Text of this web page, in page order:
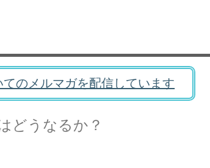
のメルマガを配信しています
どうなるか？